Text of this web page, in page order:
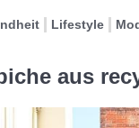
Lifestyle
aus